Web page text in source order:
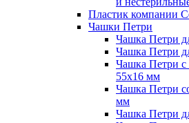
Пластик компании
Чашки Петри
Чашка Петри
Чашка Петри
Чашка Петри с
55x16 мм
Чашка Петри
мм
Чашка Петри